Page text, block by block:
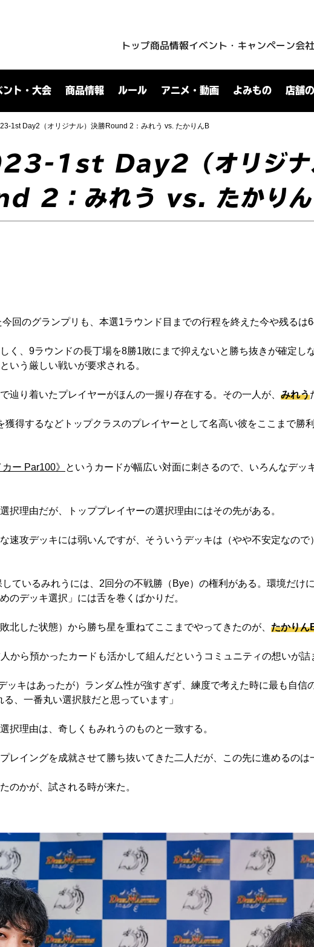
トップ商品情報イベント・キャンペーン会
ント・大会 商品情報 ルール アニメ・動画 よみもの 店舗
1st Day2（オリジナル）決勝Round 2：みれう vs. たかりんB
1st Day2（オリジナ
2：みれう vs. たかり
回のグランプリも、本選1ラウンド目までの行程を終えた今や残るは
く、9ラウンドの長丁場を8勝1敗にまで抑えないと勝ち抜きが確定し
う厳しい戦いが要求される。
辿り着いたプレイヤーがほんの一握り存在する。その一人が、 みれう
得するなどトップクラスのプレイヤーとして名高い彼をここまで勝
ー Par100》
というカードが幅広い対面に刺さるので、いろんなデッ
択理由だが、トッププレイヤーの選択理由にはその先がある。
速攻デッキには弱いんですが、そういうデッキは（やや不安定なので
ているみれうには、2回分の不戦勝（Bye）の権利がある。環境だけ
のデッキ選択」には舌を巻くばかりだ。
北した状態）から勝ち星を重ねてここまでやってきたのが、 たかりん
から預かったカードも活かして組んだというコミュニティの想いが詰
ッキはあったが）ランダム性が強すぎず、練度で考えた時に最も自信
る、一番丸い選択肢だと思っています」
択理由は、奇しくもみれうのものと一致する。
レイングを成就させて勝ち抜いてきた二人だが、この先に進めるのは
のかが、試される時が来た。